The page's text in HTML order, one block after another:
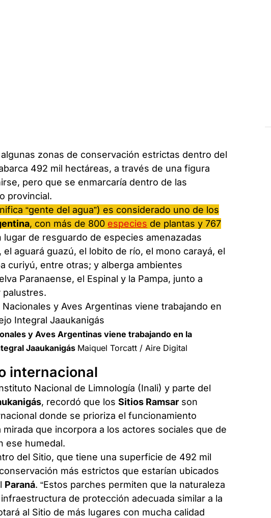
zonas de conservación estrictas dentro del
492 mil hectáreas, a través de una figura
pero que se enmarcaría dentro de las
provincial.
“gente del agua”) es considerado uno de los
, con más de 800 especies de plantas y 767
lugar de resguardo de especies amenazadas
aguará guazú, el lobito de río, el mono carayá, el
curiyú, entre otras; y alberga ambientes
Paranaense, el Espinal y la Pampa, junto a
palustres.
y Aves Argentinas viene trabajando en la
Jaaukanigás Maiquel Torcatt / Aire Digital
internacional
Nacional de Limnología (Inali) y parte del
, recordó que losSitios Ramsar son
donde se prioriza el funcionamiento
que incorpora a los actores sociales que de
ese humedal.
del Sitio, que tiene una superficie de 492 mil
más estrictos que estarían ubicados
Paraná. “Estos parches permiten que la naturaleza
de protección adecuada similar a la
al Sitio de más lugares con mucha calidad